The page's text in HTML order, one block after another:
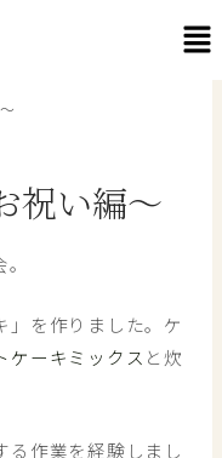
祝い編～
」を作りました。ケ
ケーキミックス と炊
る作業を経験しまし